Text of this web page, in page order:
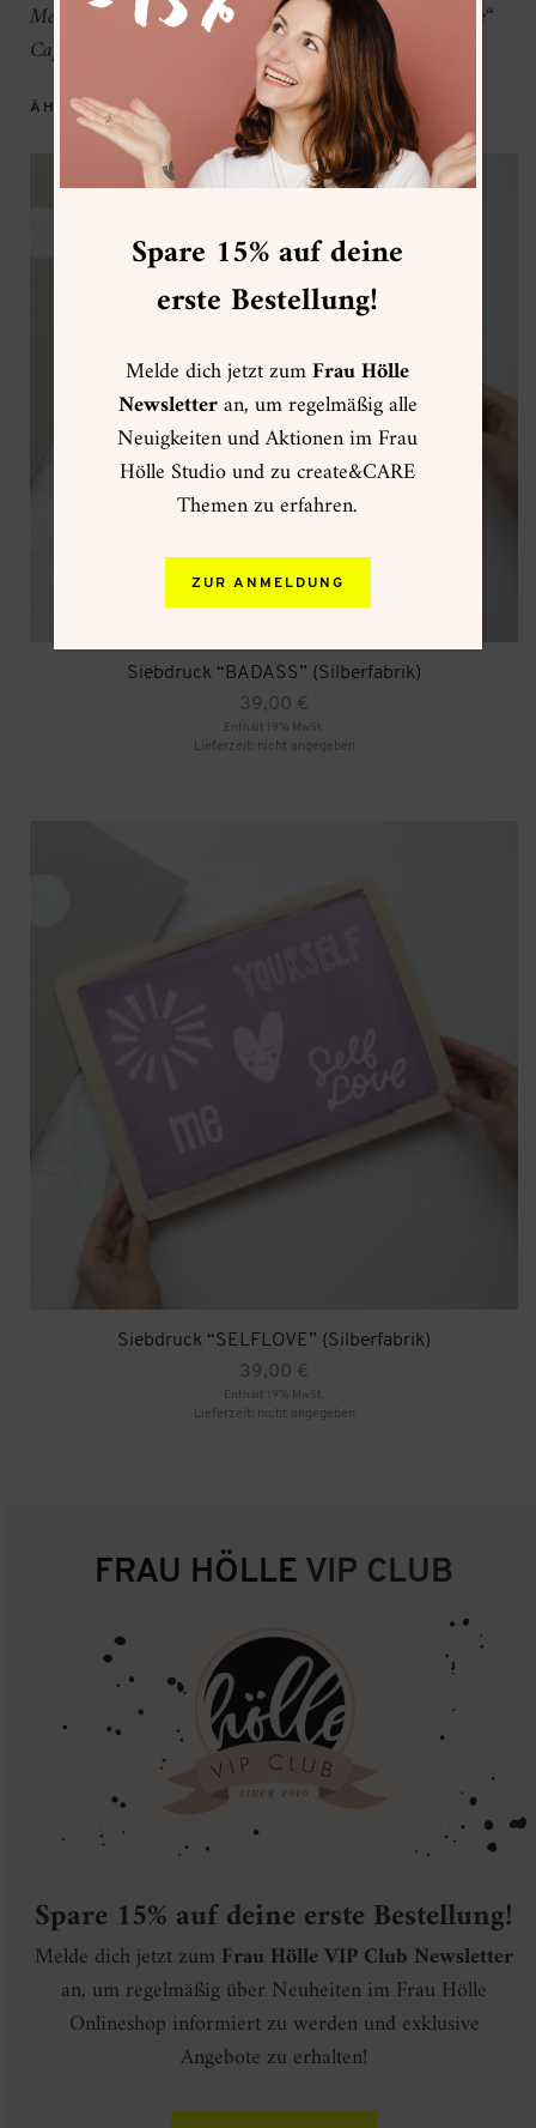
Media) muss zwingend der Verweis zu Tanja „Frau Hölle“
Cappell angegeben werden.
ÄHNLICHE PRODUKTE
Siebdruck “BADASS” (Silberfabrik)
39,00 €
Enthält 19% MwSt.
Lieferzeit: nicht angegeben
Siebdruck “SELFLOVE” (Silberfabrik)
39,00 €
Enthält 19% MwSt.
Lieferzeit: nicht angegeben
FRAU HÖLLE VIP CLUB
Spare 15% auf deine erste Bestellung!
Melde dich jetzt zum Frau Hölle VIP Club Newsletter
an, um regelmäßig über Neuheiten im Frau Hölle
Onlineshop informiert zu werden und exklusive
Angebote zu erhalten!
Spare 15% auf deine
erste Bestellung!
Melde dich jetzt zumFrau Hölle
Newsletteran, um regelmäßig alle
Neuigkeiten und Aktionen im Frau
Hölle Studio und zu create&CARE
Themen zu erfahren.
ZUR ANMELDUNG